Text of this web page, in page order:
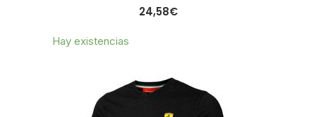
24,58€
Hay existencias